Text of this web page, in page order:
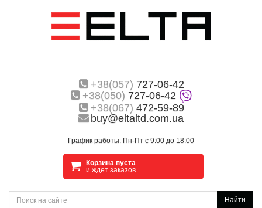
+38(057) 727-06-42
+38(050) 727-06-42
+38(067) 472-59-89
buy@eltaltd.com.ua
График работы: Пн-Пт с 9:00 до 18:00
Корзина пуста
и ждет заказов
Найти